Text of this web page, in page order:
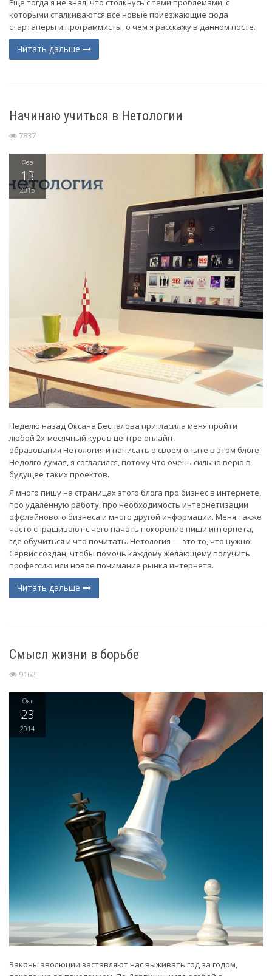
Еще тогда я не знал, что столкнусь с теми проблемами, с
которыми сталкиваются все новые приезжающие сюда
стартаперы и программисты, о чем я расскажу в данном посте.
Читать дальше
Начинаю учиться в Нетологии
7837
Фев
13
2015
Неделю назад Оксана Беспалова пригласила меня пройти
любой 2х-месячный курс в центре онлайн-
образования Нетология и написать о своем опыте в этом блоге.
Недолго думая, я согласился, потому что очень сильно верю в
будущее таких проектов.
Я много пишу на страницах этого блога про бизнес в интернете,
про удаленную работу, про необходимость интернетизации
оффлайнового бизнеса и много другой информации. Меня также
часто спрашивают с чего начать покорение ниши интернета,
где обучиться и что почитать. Нетология — это то, что нужно!
Сервис создан, чтобы помочь каждому желающему получить
профессию или новое понимание рынка интернета.
Читать дальше
Смысл жизни в борьбе
9162
Окт
23
2014
Законы эволюции заставляют нас выживать год за годом,